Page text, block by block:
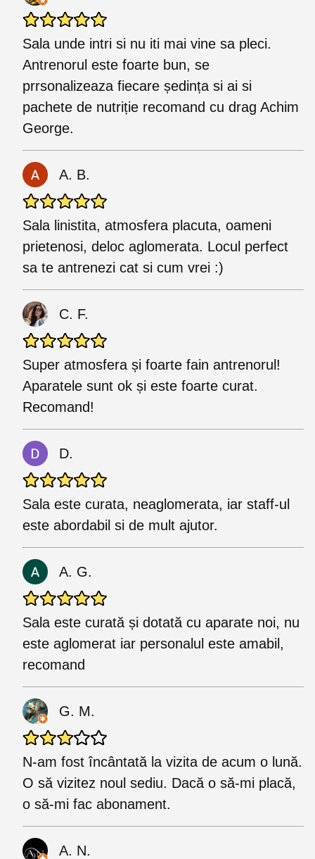
Sala unde intri si nu iti mai vine sa pleci.
Antrenorul este foarte bun, se
prrsonalizeaza fiecare ședința si ai si
pachete de nutriție recomand cu drag Achim
George.
A. B.
Sala linistita, atmosfera placuta, oameni
prietenosi, deloc aglomerata. Locul perfect
sa te antrenezi cat si cum vrei :)
C. F.
Super atmosfera și foarte fain antrenorul!
Aparatele sunt ok și este foarte curat.
Recomand!
D.
Sala este curata, neaglomerata, iar staff-ul
este abordabil si de mult ajutor.
A. G.
Sala este curată și dotată cu aparate noi, nu
este aglomerat iar personalul este amabil,
recomand
G. M.
N-am fost încântată la vizita de acum o lună.
O să vizitez noul sediu. Dacă o să-mi placă,
o să-mi fac abonament.
A. N.